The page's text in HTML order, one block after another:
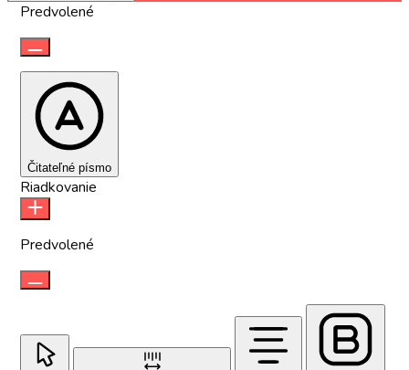
Predvolené
Čitateľné písmo
Riadkovanie
Predvolené